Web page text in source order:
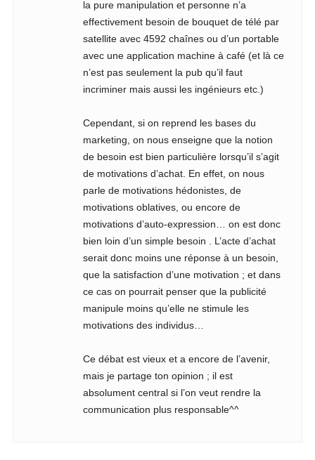
la pure manipulation et personne n’a
effectivement besoin de bouquet de télé par
satellite avec 4592 chaînes ou d’un portable
avec une application machine à café (et là ce
n’est pas seulement la pub qu’il faut
incriminer mais aussi les ingénieurs etc.)
Cependant, si on reprend les bases du
marketing, on nous enseigne que la notion
de besoin est bien particulière lorsqu’il s’agit
de motivations d’achat. En effet, on nous
parle de motivations hédonistes, de
motivations oblatives, ou encore de
motivations d’auto-expression… on est donc
bien loin d’un simple besoin . L’acte d’achat
serait donc moins une réponse à un besoin,
que la satisfaction d’une motivation ; et dans
ce cas on pourrait penser que la publicité
manipule moins qu’elle ne stimule les
motivations des individus…
Ce débat est vieux et a encore de l’avenir,
mais je partage ton opinion ; il est
absolument central si l’on veut rendre la
communication plus responsable^^